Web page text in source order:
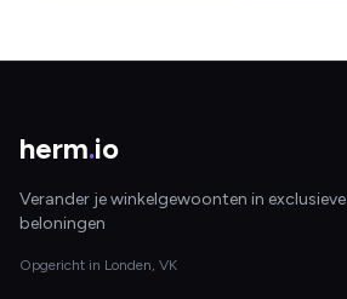
herm.io
Verander je winkelgewoonten in exclusieve
beloningen
Opgericht in Londen, VK